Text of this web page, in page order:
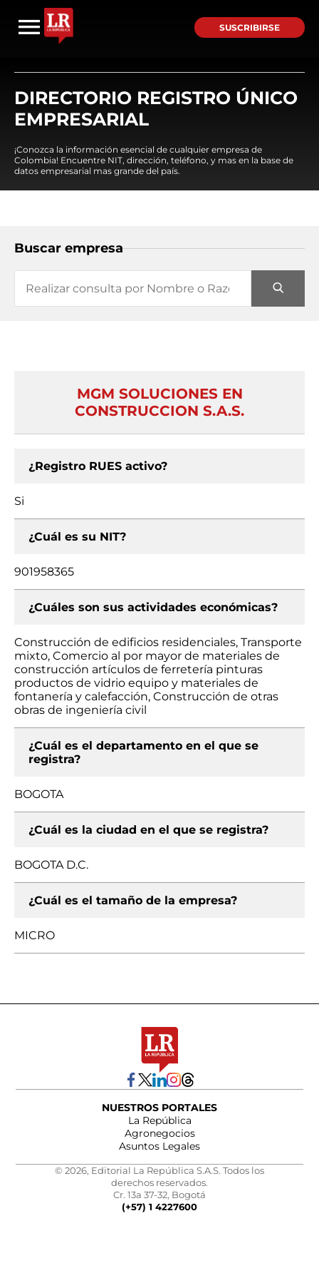
SUSCRIBIRSE
DIRECTORIO REGISTRO ÚNICO
EMPRESARIAL
¡Conozca la información esencial de cualquier empresa de
Colombia! Encuentre NIT, dirección, teléfono, y mas en la base de
datos empresarial mas grande del país.
Buscar empresa
MGM SOLUCIONES EN
CONSTRUCCION S.A.S.
¿Registro RUES activo?
Si
¿Cuál es su NIT?
901958365
¿Cuáles son sus actividades económicas?
Construcción de edificios residenciales, Transporte
mixto, Comercio al por mayor de materiales de
construcción artículos de ferretería pinturas
productos de vidrio equipo y materiales de
fontanería y calefacción, Construcción de otras
obras de ingeniería civil
¿Cuál es el departamento en el que se
registra?
BOGOTA
¿Cuál es la ciudad en el que se registra?
BOGOTA D.C.
¿Cuál es el tamaño de la empresa?
MICRO
NUESTROS PORTALES
La República
Agronegocios
Asuntos Legales
© 2026, Editorial La República S.A.S. Todos los
derechos reservados.
Cr. 13a 37-32, Bogotá
(+57) 1 4227600